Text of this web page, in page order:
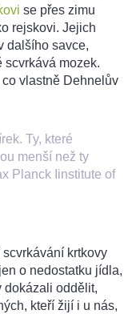
se přes zimu
rejskovi. Jejich
dalšího savce,
scvrkává mozek.
vlastně Dehnelův
Ty, které
menší než ty
Planck Iinstitute of
krtkovy
o nedostatku jídla,
dokázali oddělit,
kteří žijí i u nás,